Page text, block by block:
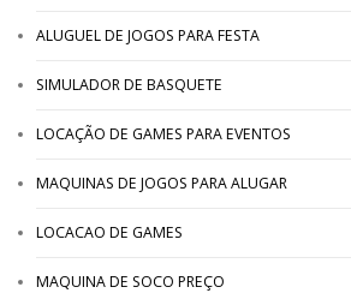
ALUGUEL DE JOGOS PARA FESTA
SIMULADOR DE BASQUETE
LOCAÇÃO DE GAMES PARA EVENTOS
MAQUINAS DE JOGOS PARA ALUGAR
LOCACAO DE GAMES
MAQUINA DE SOCO PREÇO